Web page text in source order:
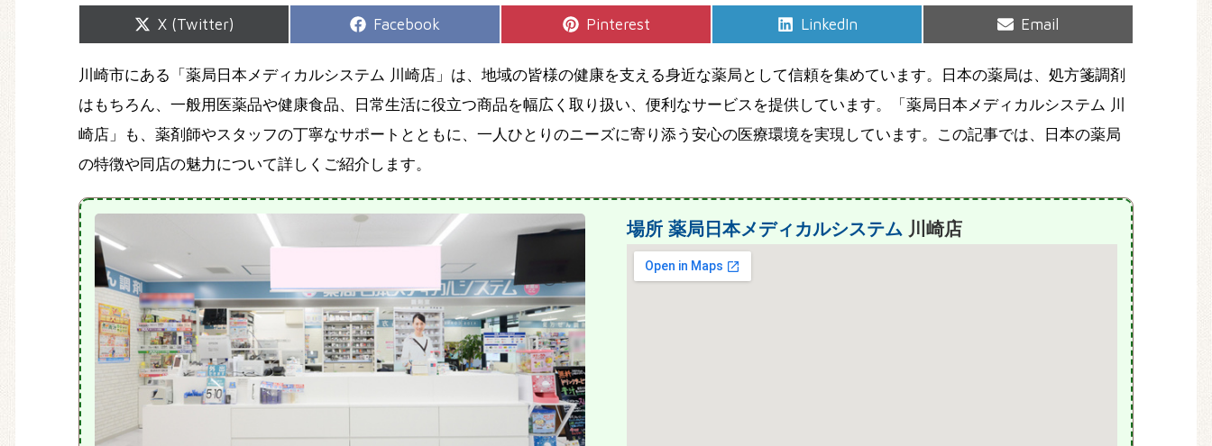
Share
X (Twitter)
Share
Facebook
Share
Pinterest
Share
LinkedIn
Share
Email
川崎市にある「薬局日本メディカルシステム 川崎店」は、地域の皆様の健康を支える身近な薬局として信頼を集めています。日本の薬局は、処方箋調剤
はもちろん、一般用医薬品や健康食品、日常生活に役立つ商品を幅広く取り扱い、便利なサービスを提供しています。「薬局日本メディカルシステム 川
崎店」も、薬剤師やスタッフの丁寧なサポートとともに、一人ひとりのニーズに寄り添う安心の医療環境を実現しています。この記事では、日本の薬局
の特徴や同店の魅力について詳しくご紹介します。
場所 薬局日本メディカルシステム 川崎店